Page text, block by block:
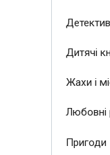
Дитячі
Жахи і
Любовні
Пригоди